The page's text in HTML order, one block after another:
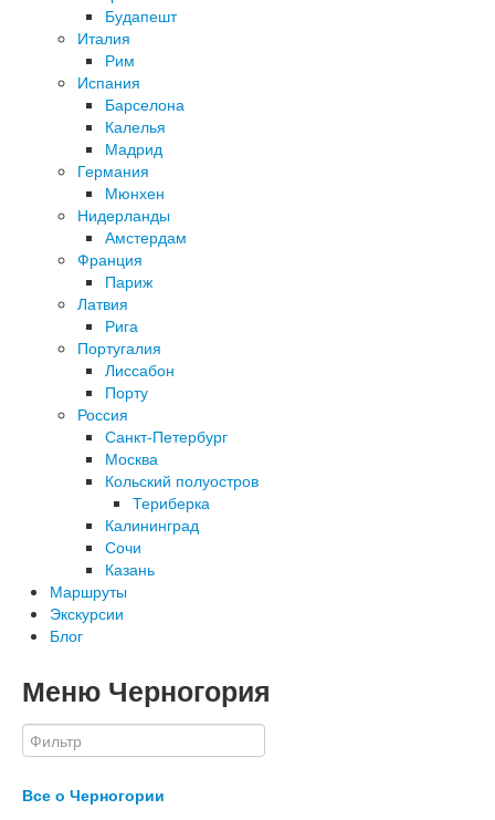
Будапешт
Италия
Рим
Испания
Барселона
Калелья
Мадрид
Германия
Мюнхен
Нидерланды
Амстердам
Франция
Париж
Латвия
Рига
Португалия
Лиссабон
Порту
Россия
Санкт-Петербург
Москва
Кольский полуостров
Териберка
Калининград
Сочи
Казань
Маршруты
Экскурсии
Блог
Меню Черногория
Все о Черногории